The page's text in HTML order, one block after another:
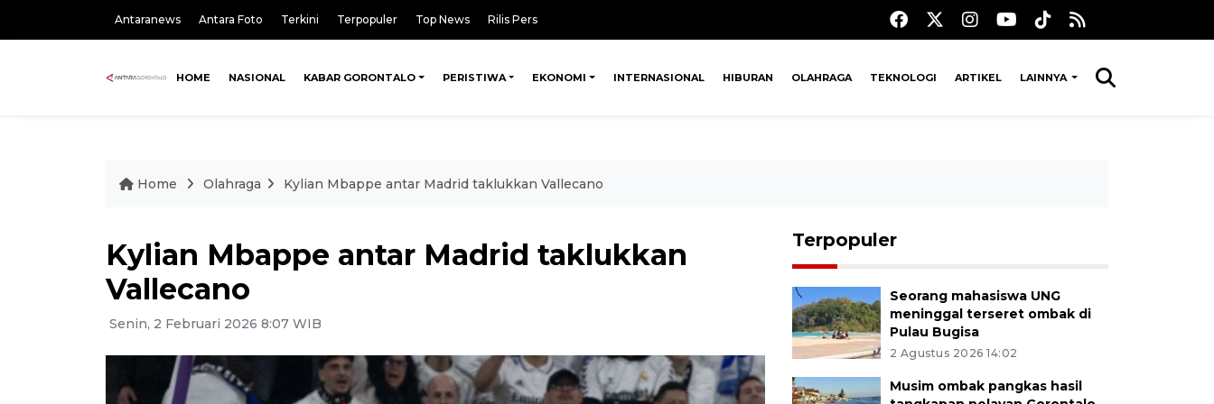
Antaranews Antara Foto Terkini Terpopuler Top News Rilis Pers
HOME NASIONAL KABAR GORONTALO PERISTIWA EKONOMI INTERNASIONAL HIBURAN OLAHRAGA TEKNOLOGI ARTIKEL LAINNYA
Home Olahraga Kylian Mbappe antar Madrid taklukkan Vallecano
Kylian Mbappe antar Madrid taklukkan
Vallecano
Senin, 2 Februari 2026 8:07 WIB
Terpopuler
Seorang mahasiswa UNG
meninggal terseret ombak di
Pulau Bugisa
2 Agustus 2026 14:02
Musim ombak pangkas hasil